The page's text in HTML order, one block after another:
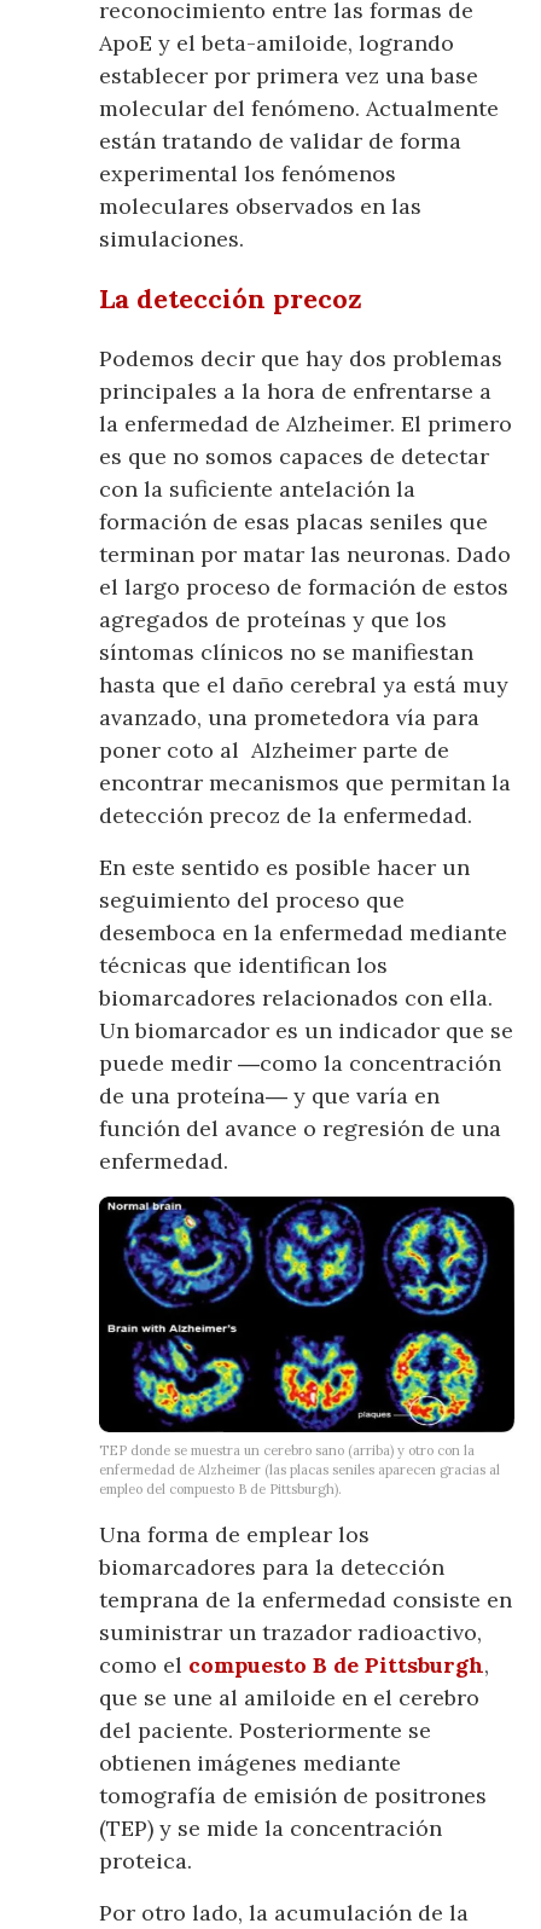
reconocimiento entre las formas de
ApoE y el beta-amiloide, logrando
establecer por primera vez una base
molecular del fenómeno. Actualmente
están tratando de validar de forma
experimental los fenómenos
moleculares observados en las
simulaciones.
La detección precoz
Podemos decir que hay dos problemas
principales a la hora de enfrentarse a
la enfermedad de Alzheimer. El primero
es que no somos capaces de detectar
con la suficiente antelación la
formación de esas placas seniles que
terminan por matar las neuronas. Dado
el largo proceso de formación de estos
agregados de proteínas y que los
síntomas clínicos no se manifiestan
hasta que el daño cerebral ya está muy
avanzado, una prometedora vía para
poner coto al Alzheimer parte de
encontrar mecanismos que permitan la
detección precoz de la enfermedad.
En este sentido es posible hacer un
seguimiento del proceso que
desemboca en la enfermedad mediante
técnicas que identifican los
biomarcadores relacionados con ella.
Un biomarcador es un indicador que se
puede medir ―como la concentración
de una proteína― y que varía en
función del avance o regresión de una
enfermedad.
TEP donde se muestra un cerebro sano (arriba) y otro con la
enfermedad de Alzheimer (las placas seniles aparecen gracias al
empleo del compuesto B de Pittsburgh).
Una forma de emplear los
biomarcadores para la detección
temprana de la enfermedad consiste en
suministrar un trazador radioactivo,
como el compuesto B de Pittsburgh,
que se une al amiloide en el cerebro
del paciente. Posteriormente se
obtienen imágenes mediante
tomografía de emisión de positrones
(TEP) y se mide la concentración
proteica.
Por otro lado, la acumulación de la